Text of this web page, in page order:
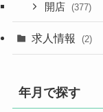
開店 (377)
求人情報 (2)
年月で探す